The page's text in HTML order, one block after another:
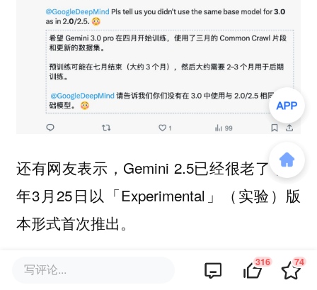
还有网友表示，Gemini 2.5已经很老了，今
年3月25日以「Experimental」（实验）版
本形式首次推出。
写评论... 316 74